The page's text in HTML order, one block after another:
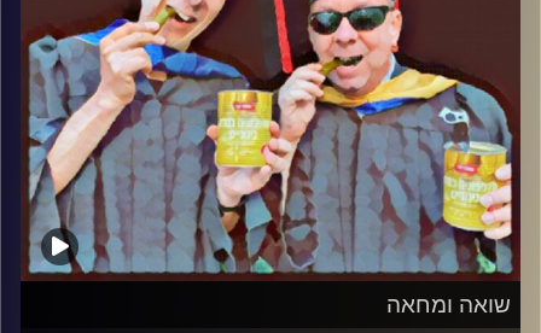
שואה ומחאה